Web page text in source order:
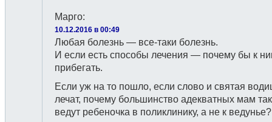
Марго:
10.12.2016 в 00:49
Любая болезнь — все-таки болезнь.
И если есть способы лечения — почему бы к
прибегать.
Если уж на то пошло, если слово и святая
лечат, почему большинство адекватных мам
ведут ребеночка в поликлинику, а не к ведунье?